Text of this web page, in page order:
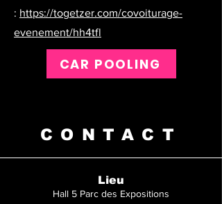
: https://togetzer.com/covoiturage-
evenement/hh4tfl
CAR POOLING
CONTACT
Lieu
Hall 5 Parc des Expositions